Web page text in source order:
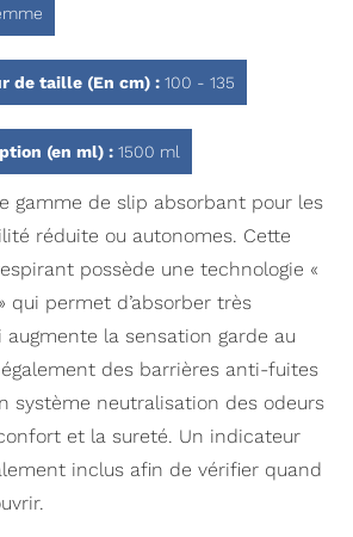
de taille (En cm) : 100 - 135
(en ml) : 1500 ml
gamme de slip absorbant pour les
réduite ou autonomes. Cette
possède une technologie «
qui permet d’absorber très
la sensation garde au
des barrières anti-fuites
système neutralisation des odeurs
et la sureté. Un indicateur
inclus afin de vérifier quand